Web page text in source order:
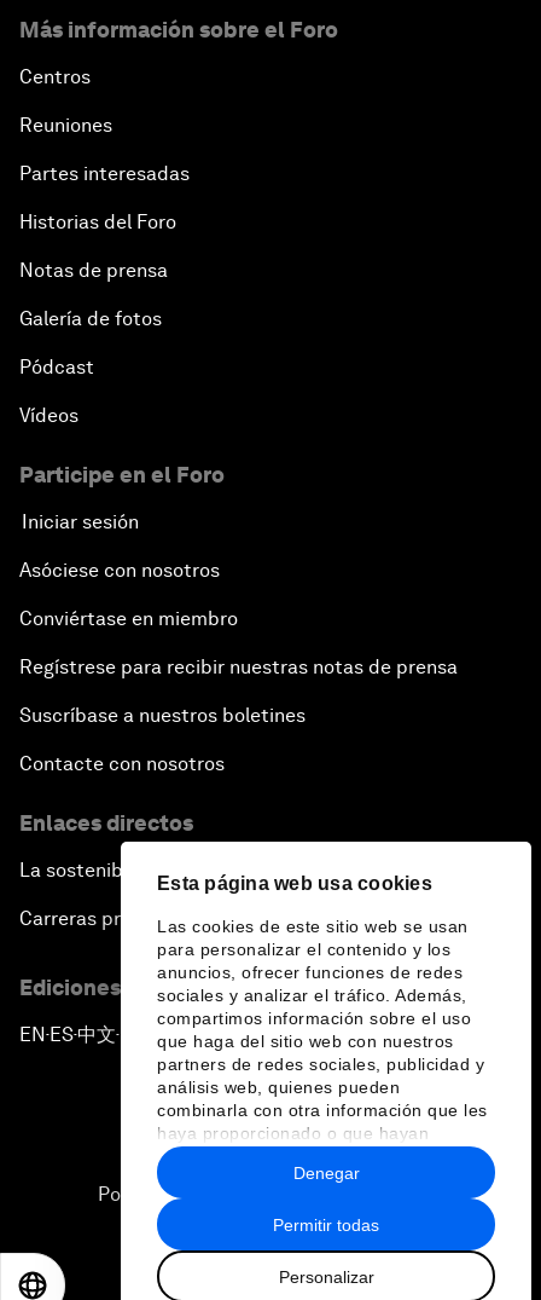
Esta página web usa cookies
Las cookies de este sitio web se usan
para personalizar el contenido y los
anuncios, ofrecer funciones de redes
sociales y analizar el tráfico. Además,
compartimos información sobre el uso
que haga del sitio web con nuestros
partners de redes sociales, publicidad y
análisis web, quienes pueden
combinarla con otra información que les
haya proporcionado o que hayan
recopilado a partir del uso que haya
hecho de sus servicios.
Permitir todas
Personalizar
Denegar
Más información sobre el Foro
Centros
Reuniones
Partes interesadas
Historias del Foro
Notas de prensa
Galería de fotos
Pódcast
Vídeos
Participe en el Foro
Iniciar sesión
Asóciese con nosotros
Conviértase en miembro
Regístrese para recibir nuestras notas de prensa
Suscríbase a nuestros boletines
Contacte con nosotros
Enlaces directos
La sostenibilidad en el Foro
Carreras profesionales
Ediciones en otros idiomas
EN ▪ ES▪中文▪ 日本語
Política de privacidad y normas de uso
2026 Foro Económico Mundial